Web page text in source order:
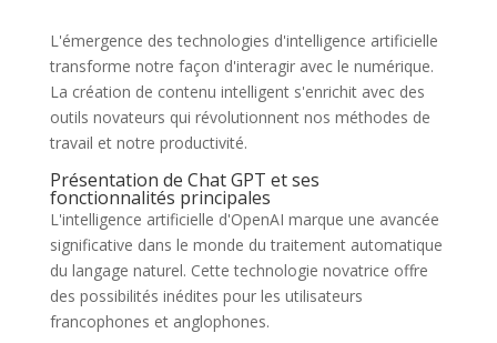
L'émergence des technologies d'intelligence artificielle
transforme notre façon d'interagir avec le numérique.
La création de contenu intelligent s'enrichit avec des
outils novateurs qui révolutionnent nos méthodes de
travail et notre productivité.
Présentation de Chat GPT et ses
fonctionnalités principales
L'intelligence artificielle d'OpenAI marque une avancée
significative dans le monde du traitement automatique
du langage naturel. Cette technologie novatrice offre
des possibilités inédites pour les utilisateurs
francophones et anglophones.